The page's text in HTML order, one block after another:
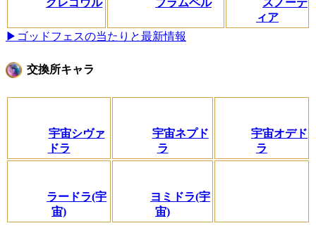
ィア
▶ゴッドフェスの当たりと最新情報
交換所キャラ
宇宙シヴァ
ドラ
宇宙ネプド
ラ
宇宙オデド
ラ
ラードラ(宇
宙)
ヨミドラ(宇
宙)